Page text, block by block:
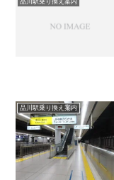
品川駅乗り換え案内
品川駅乗り換え案内